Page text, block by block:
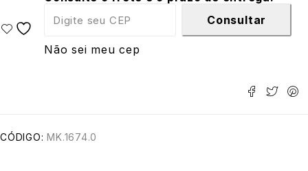
Consultar
Não sei meu cep
CÓDIGO: MK.1674.0